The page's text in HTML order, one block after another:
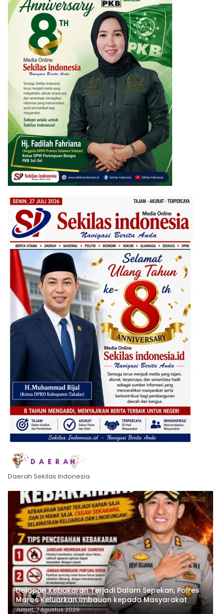
Daerah Sekilas Indonesia
Delapan Kebakaran Terjadi Dalam Sepekan, Polres
Maros Keluarkan Imbauan kepada Masyarakat
Jumat, 7 Agustus 2026